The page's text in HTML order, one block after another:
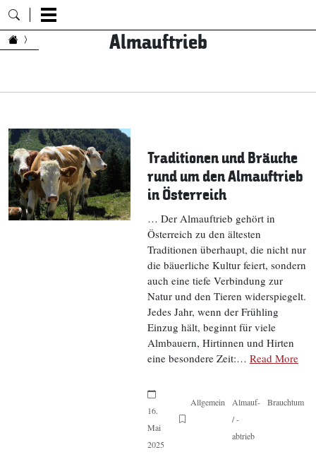
Zum Inhalt springen Almauftrieb
Traditionen und Bräuche
rund um den Almauftrieb
in Österreich
… Der Almauftrieb gehört in
Österreich zu den ältesten
Traditionen überhaupt, die nicht nur
die bäuerliche Kultur feiert, sondern
auch eine tiefe Verbindung zur
Natur und den Tieren widerspiegelt.
Jedes Jahr, wenn der Frühling
Einzug hält, beginnt für viele
Almbauern, Hirtinnen und Hirten
eine besondere Zeit:… Read More
16.
Mai
2025
Allgemein
Almauf-
/ -
abtrieb
Brauchtum